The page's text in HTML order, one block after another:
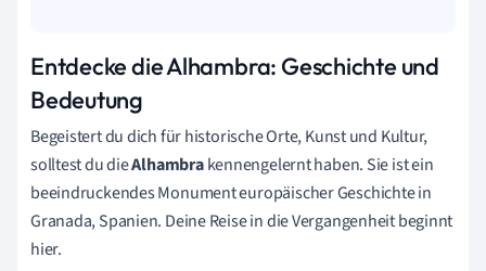
Entdecke die Alhambra: Geschichte und
Bedeutung
Begeistert du dich für historische Orte, Kunst und Kultur,
solltest du dieAlhambrakennengelernt haben. Sie ist ein
beeindruckendes Monument europäischer Geschichte in
Granada, Spanien. Deine Reise in die Vergangenheit beginnt
hier.